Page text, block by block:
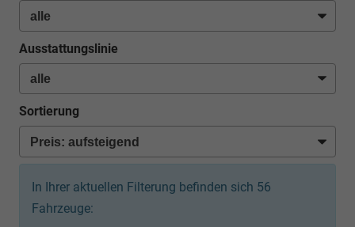
Ausstattungslinie
Sortierung
In Ihrer aktuellen Filterung befinden sich 56
Fahrzeuge: